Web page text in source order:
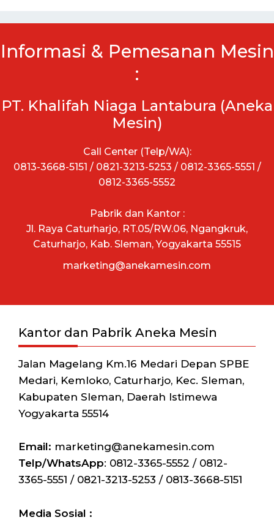
Informasi & Pemesanan Mesin
:
PT. Khalifah Niaga Lantabura (Aneka
Mesin)
Call Center (Telp/WA):
0813-3668-5151 / 0821-3213-5253 / 0812-3365-5551 /
0812-3365-5552
Pabrik dan Kantor :
Jl. Raya Caturharjo, RT.05/RW.06, Ngangkruk,
Caturharjo, Kab. Sleman, Yogyakarta 55515
marketing@anekamesin.com
Kantor dan Pabrik Aneka Mesin
Jalan Magelang Km.16 Medari Depan SPBE
Medari, Kemloko, Caturharjo, Kec. Sleman,
Kabupaten Sleman, Daerah Istimewa
Yogyakarta 55514
Email: marketing@anekamesin.com
Telp/WhatsApp: 0812-3365-5552 / 0812-
3365-5551 / 0821-3213-5253 / 0813-3668-5151
Media Sosial :